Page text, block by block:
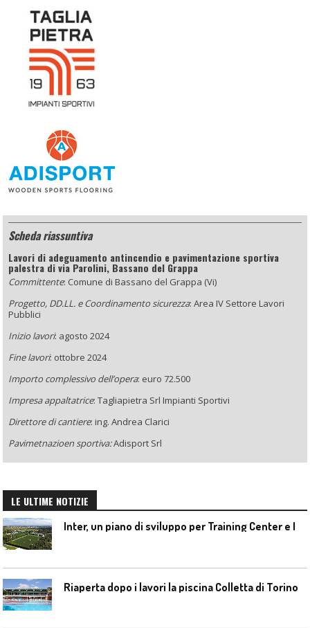
Scheda riassuntiva
Lavori di adeguamento antincendio e pavimentazione sportiva
palestra di via Parolini, Bassano del Grappa
Committente: Comune di Bassano del Grappa (Vi)
Progetto, DD.LL. e Coordinamento sicurezza: Area IV Settore Lavori
Pubblici
Inizio lavori: agosto 2024
Fine lavori: ottobre 2024
Importo complessivo dell’opera: euro 72.500
Impresa appaltatrice: Tagliapietra Srl Impianti Sportivi
Direttore di cantiere: ing. Andrea Clarici
Pavimetnazioen sportiva:Adisport Srl
LE ULTIME NOTIZIE
Riaperta dopo i lavori la piscina Colletta di Torino